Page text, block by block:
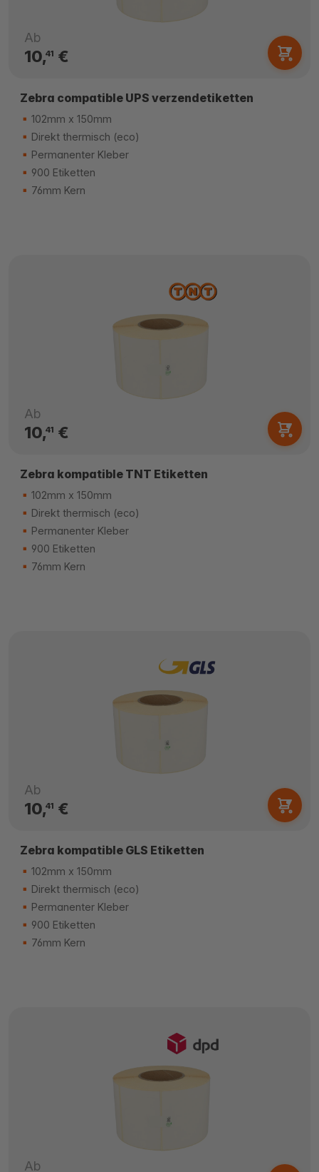
Ab
10,41 €
Zebra compatible UPS verzendetiketten
102mm x 150mm
Direkt thermisch (eco)
Permanenter Kleber
900 Etiketten
76mm Kern
Ab
10,41 €
Zebra kompatible TNT Etiketten
102mm x 150mm
Direkt thermisch (eco)
Permanenter Kleber
900 Etiketten
76mm Kern
Ab
10,41 €
Zebra kompatible GLS Etiketten
102mm x 150mm
Direkt thermisch (eco)
Permanenter Kleber
900 Etiketten
76mm Kern
Ab